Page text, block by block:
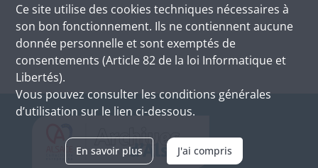
Ce site utilise des cookies techniques nécessaires à
son bon fonctionnement. Ils ne contiennent aucune
donnée personnelle et sont exemptés de
consentements (Article 82 de la loi Informatique et
Libertés).
Vous pouvez consulter les conditions générales
d’utilisation sur le lien ci-dessous.
En savoir plus J'ai compris